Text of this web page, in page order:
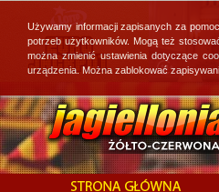
Używamy informacji zapisanych za
potrzeb użytkowników. Mogą też
można zmienić ustawienia dotyczące
urządzenia. Można zablokować